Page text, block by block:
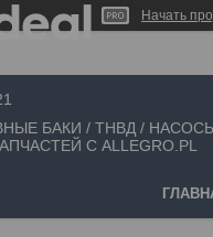
Начать
БАКИ / ТНВД /
С ALLEGRO.PL